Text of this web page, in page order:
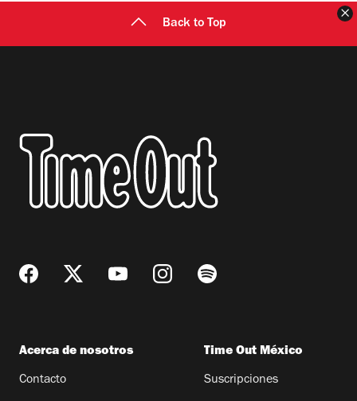
Back to Top
Acerca de nosotros
Contacto
Time Out México
Suscripciones